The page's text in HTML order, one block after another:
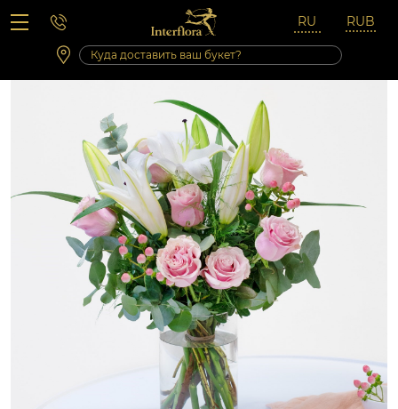
Вопросы-ответы
Сб 10:00 ‐ 14:00
Выходные и праздничные дни